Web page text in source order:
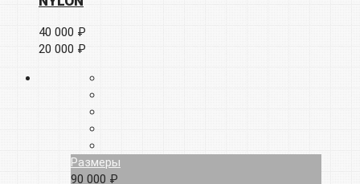
40 000 ₽
20 000 ₽
Размеры
90 000 ₽